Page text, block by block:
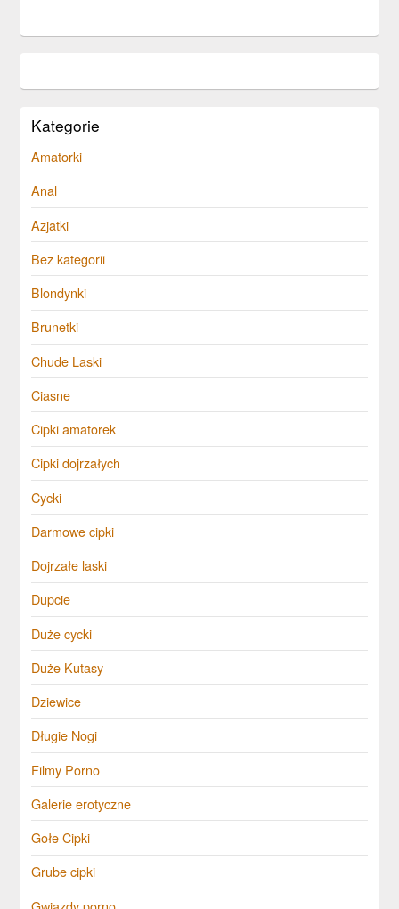
Kategorie
Amatorki
Anal
Azjatki
Bez kategorii
Blondynki
Brunetki
Chude Laski
Ciasne
Cipki amatorek
Cipki dojrzałych
Cycki
Darmowe cipki
Dojrzałe laski
Dupcie
Duże cycki
Duże Kutasy
Dziewice
Długie Nogi
Filmy Porno
Galerie erotyczne
Gołe Cipki
Grube cipki